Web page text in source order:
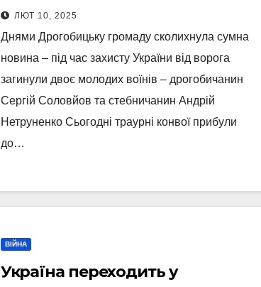
ЛЮТ 10, 2025
Днями Дрогобицьку громаду сколихнула сумна
новина – під час захисту України від ворога
загинули двоє молодих воїнів – дрогобичанин
Сергій Соловйов та стебничанин Андрій
Нетруненко Сьогодні траурні конвої прибули
до…
ВІЙНА
Україна переходить у